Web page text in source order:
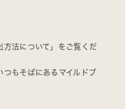
方法について」をご覧くだ
もそばにあるマイルドブ